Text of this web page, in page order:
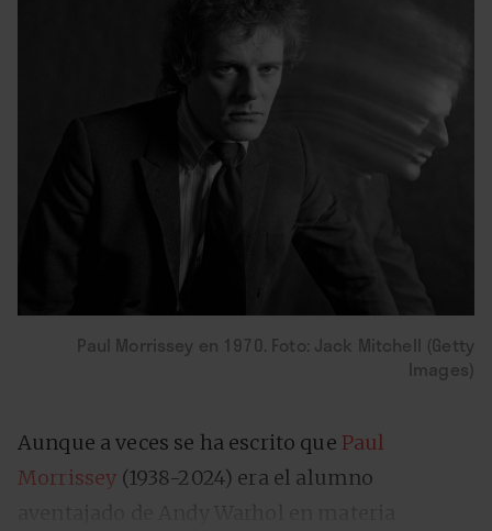
Paul Morrissey en 1970. Foto: Jack Mitchell (Getty
Images)
Aunque a veces se ha escrito que Paul
Morrissey (1938-2024) era el alumno